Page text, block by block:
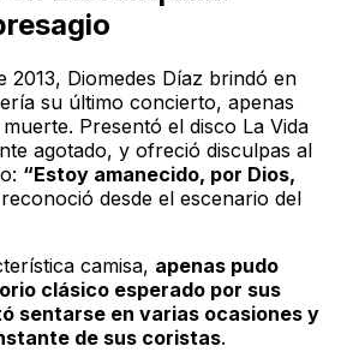
2013, Diomedes Díaz brindó en
su último concierto, apenas
Presentó el disco La Vida
agotado, y ofreció disculpas al
“Estoy amanecido, por Dios,
desde el escenario del
camisa, apenas pudo
clásico esperado por sus
sentarse en varias ocasiones y
de sus coristas.